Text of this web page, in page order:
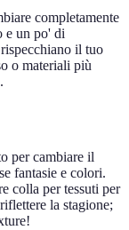
completamente
e un po' di
il tuo
o materiali più
per cambiare il
fantasie e colori.
colla per tessuti per
la stagione;